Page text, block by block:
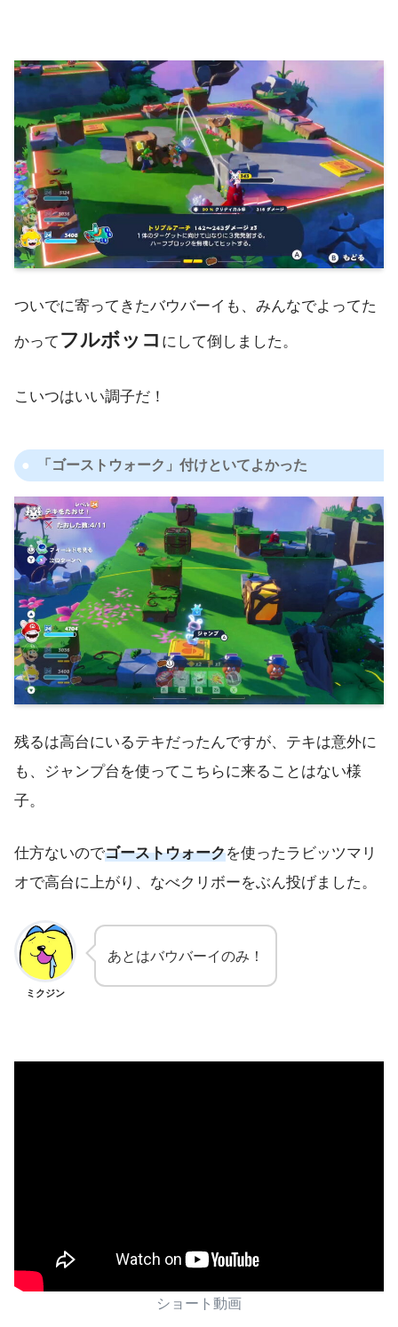
ついでに寄ってきたバウバーイも、みんなでよってた
かって フルボッコ にして倒しました。
こいつはいい調子だ！
「ゴーストウォーク」付けといてよかった
残るは高台にいるテキだったんですが、テキは意外に
も、ジャンプ台を使ってこちらに来ることはない様
子。
仕方ないのでゴーストウォークを使ったラビッツマリ
オで高台に上がり、なべクリボーをぶん投げました。
ミクジン
あとはバウバーイのみ！
ショート動画